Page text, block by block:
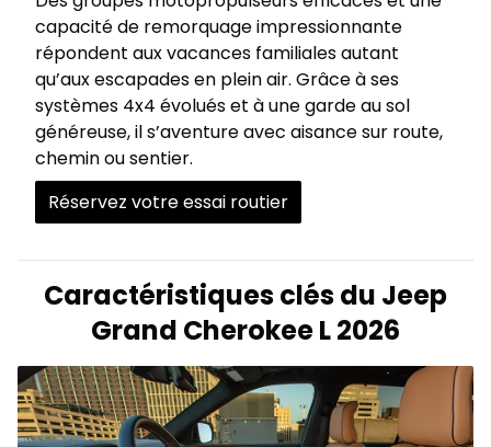
capacité de remorquage impressionnante
répondent aux vacances familiales autant
qu’aux escapades en plein air. Grâce à ses
systèmes 4x4 évolués et à une garde au sol
généreuse, il s’aventure avec aisance sur route,
chemin ou sentier.
Réservez votre essai routier
Caractéristiques clés du Jeep
Grand Cherokee L 2026